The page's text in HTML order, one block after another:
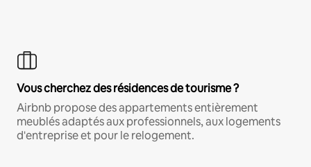
Vous cherchez des résidences de tourisme ?
Airbnb propose des appartements entièrement
meublés adaptés aux professionnels, aux logements
d'entreprise et pour le relogement.